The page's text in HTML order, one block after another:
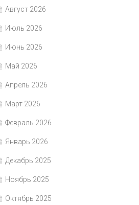
Август 2026
Июль 2026
Июнь 2026
Май 2026
Апрель 2026
Март 2026
Февраль 2026
Январь 2026
Декабрь 2025
Ноябрь 2025
Октябрь 2025